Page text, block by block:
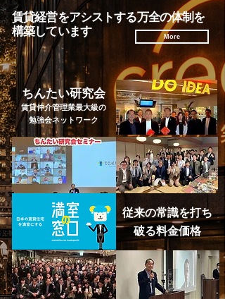
賃貸経営をアシストする万全の体制を
構築しています
More
ちんたい研究会
賃貸仲介管理業最大級の
​勉強会ネットワーク
従来の常識を打ち
破る料金価格